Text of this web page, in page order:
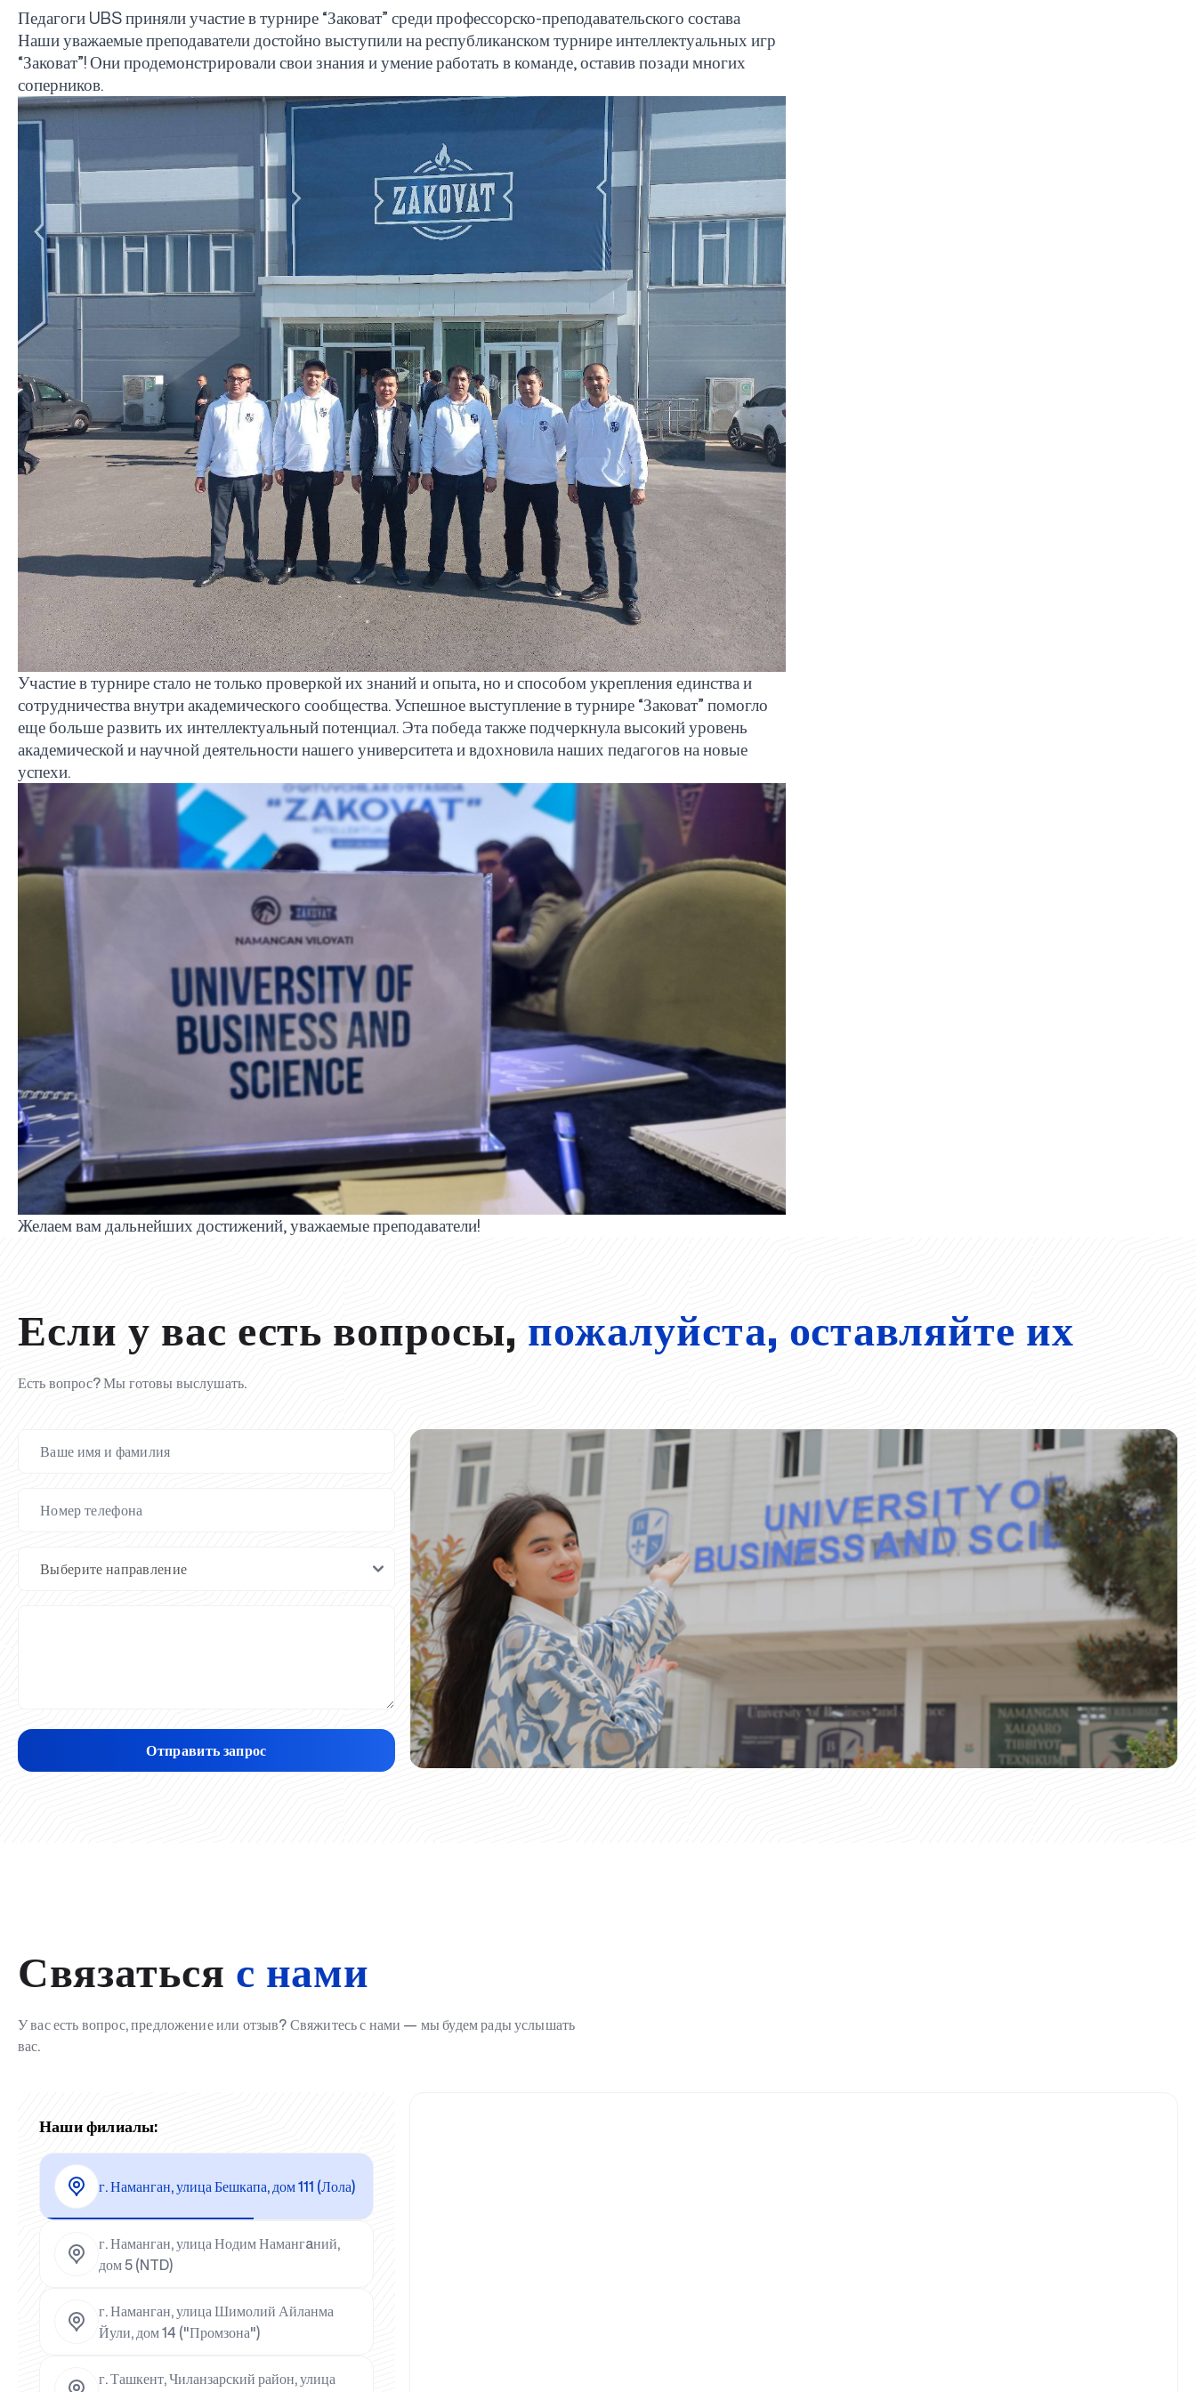
Педагоги UBS приняли участие в турнире “Заковат” среди профессорско-преподавательского состава
Наши уважаемые преподаватели достойно выступили на республиканском турнире интеллектуальных игр
“Заковат”! Они продемонстрировали свои знания и умение работать в команде, оставив позади многих
соперников.
Участие в турнире стало не только проверкой их знаний и опыта, но и способом укрепления единства и
сотрудничества внутри академического сообщества. Успешное выступление в турнире “Заковат” помогло
еще больше развить их интеллектуальный потенциал. Эта победа также подчеркнула высокий уровень
академической и научной деятельности нашего университета и вдохновила наших педагогов на новые
успехи.
Желаем вам дальнейших достижений, уважаемые преподаватели!
Если у вас есть вопросы, пожалуйста, оставляйте их
Есть вопрос? Мы готовы выслушать.
Отправить запрос
Связаться с нами
У вас есть вопрос, предложение или отзыв? Свяжитесь с нами — мы будем рады услышать
вас.
Наши филиалы:
г. Наманган, улица Бешкапа, дом 111 (Лола)
г. Наманган, улица Нодим Намангaний,
дом 5 (NTD)
г. Наманган, улица Шимолий Айланма
Йули, дом 14 ("Промзона")
г. Ташкент, Чиланзарский район, улица